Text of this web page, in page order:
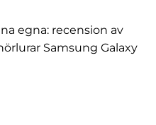
egna: recension av
Samsung Galaxy